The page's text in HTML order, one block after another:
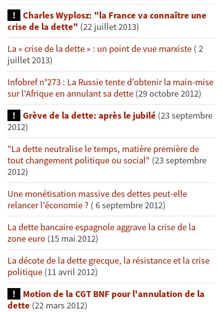
Charles Wyplosz: "la France va connaître une
crise de la dette" (22 juillet 2013)
La « crise de la dette » : un point de vue marxiste ( 2
juillet 2013)
Infobref n°273 : La Russie tente d’obtenir la main-mise
sur l’Afrique en annulant sa dette (29 octobre 2012)
Grève de la dette: après le jubilé (23 septembre
2012)
"La dette neutralise le temps, matière première de
tout changement politique ou social" (23 septembre
2012)
Une monétisation massive des dettes peut-elle
relancer l’économie ? ( 6 septembre 2012)
La dette bancaire espagnole aggrave la crise de la
zone euro (15 mai 2012)
La décote de la dette grecque, la résistance et la crise
politique (11 avril 2012)
Motion de la CGT BNF pour l'annulation de la
dette (22 mars 2012)